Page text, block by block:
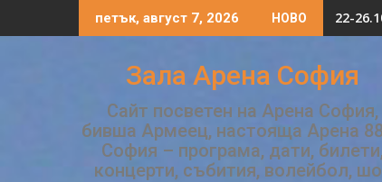
to
петък, август 7, 2026 НОВО 22-
Зала Арена София
Сайт посветен на Арена София,
бивша Армеец, настояща Арена
София – програма, дати,
концерти, събития, волейбол,